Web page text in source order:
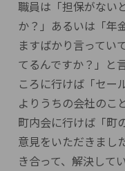
職員は「担保がない
か？」あるいは「年
ますばかり言ってい
てるんですか？」と
ころに行けば「セー
よりうちの会社のこ
町内会に行けば「町
意見をいただきまし
き合って、解決して